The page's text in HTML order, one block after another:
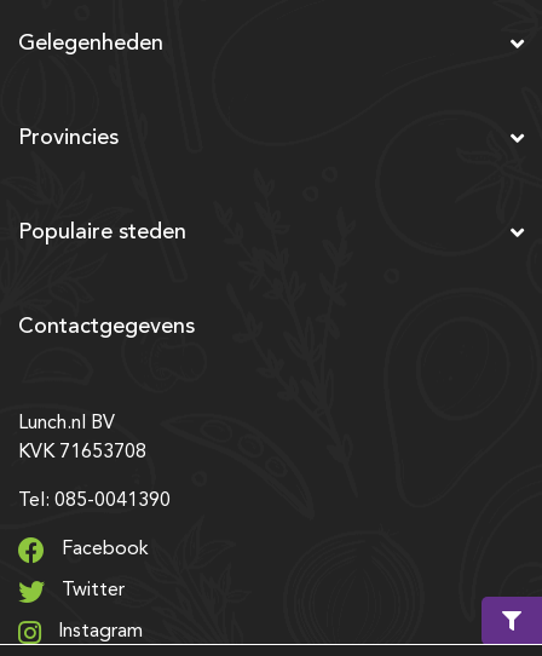
Gelegenheden
Provincies
Populaire steden
Contactgegevens
Lunch.nl BV
KVK 71653708
Tel: 085-0041390
Facebook
Twitter
Instagram